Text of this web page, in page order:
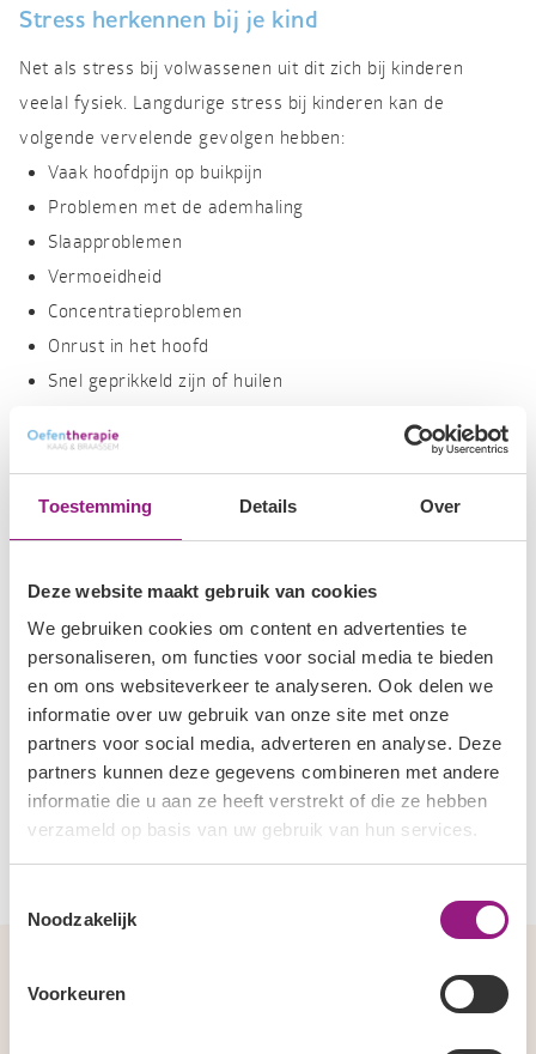
Toestemming Details Over
Deze website maakt gebruik van cookies
We gebruiken cookies om content en advertenties te
personaliseren, om functies voor social media te bieden
en om ons websiteverkeer te analyseren. Ook delen we
informatie over uw gebruik van onze site met onze
partners voor social media, adverteren en analyse. Deze
partners kunnen deze gegevens combineren met andere
informatie die u aan ze heeft verstrekt of die ze hebben
verzameld op basis van uw gebruik van hun services.
Noodzakelijk
Voorkeuren
Stress herkennen bij je kind
Net als stress bij volwassenen uit dit zich bij kinderen
veelal fysiek. Langdurige stress bij kinderen kan de
volgende vervelende gevolgen hebben:
Vaak hoofdpijn op buikpijn
Problemen met de ademhaling
Slaapproblemen
Vermoeidheid
Concentratieproblemen
Onrust in het hoofd
Snel geprikkeld zijn of huilen
Teruggetrokken zijn